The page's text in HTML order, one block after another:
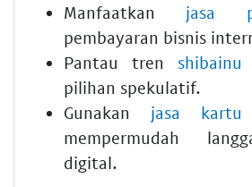
Manfaatkan jasa
pembayaran bisnis
Pantau tren shibainu
pilihan spekulatif.
Gunakan jasa kartu
mempermudah
digital.